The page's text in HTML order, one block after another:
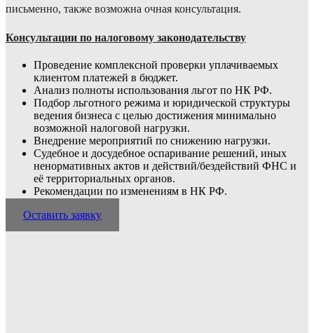
письменно, также возможна очная консультация.
Консультации по налоговому законодательству
Проведение комплексной проверки уплачиваемых
клиентом платежей в бюджет.
Анализ полноты использования льгот по НК РФ.
Подбор льготного режима и юридической структуры
ведения бизнеса с целью достижения минимально
возможной налоговой нагрузки.
Внедрение мероприятий по снижению нагрузки.
Судебное и досудебное оспаривание решений, иных
ненормативных актов и дейст­вий/бездействий ФНС и
её территориальных органов.
Рекомендации по изменениям в НК РФ.
Оставить заявку